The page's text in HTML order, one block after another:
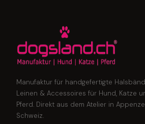
Manufaktur für handgefertigte
Leinen & Accessoires für Hund, Katze
Pferd. Direkt aus dem Atelier in
Schweiz.